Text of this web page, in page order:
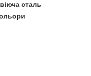
сталь